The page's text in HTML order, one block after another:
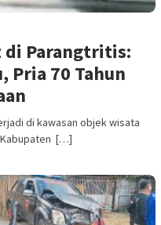
di Parangtritis:
Pria 70 Tahun
di kawasan objek wisata
Kabupaten […]